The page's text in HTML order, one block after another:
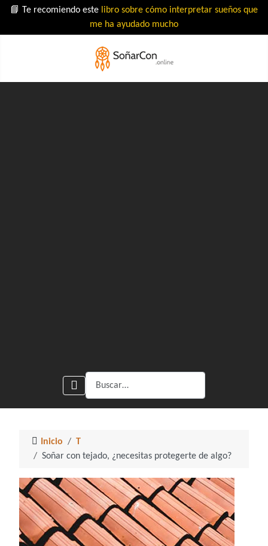
📘 Te recomiendo este libro sobre cómo interpretar sueños que
me ha ayudado mucho
Buscar
Inicio
T
Soñar con tejado, ¿necesitas protegerte de algo?